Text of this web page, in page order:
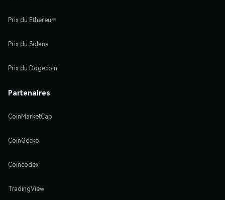
Prix du Ethereum
Prix du Solana
Prix du Dogecoin
Partenaires
CoinMarketCap
CoinGecko
Coincodex
TradingView